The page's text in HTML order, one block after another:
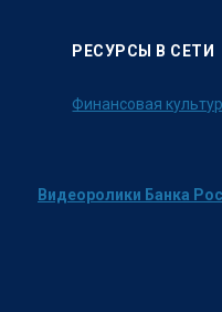
РЕСУРСЫ В СЕТИ
Видеоролики Банка